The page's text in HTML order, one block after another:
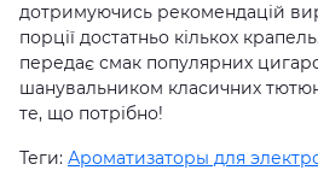
дотримуючись рекомендацій
порції достатньо кількох
передає смак популярних
шанувальником класичних
те, що потрібно!
Теги: Ароматизаторы для